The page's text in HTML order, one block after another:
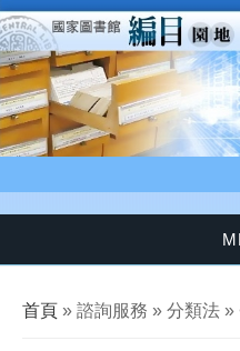
移至主內容
您在這裡
首頁 » 諮詢服務 » 分類法 »